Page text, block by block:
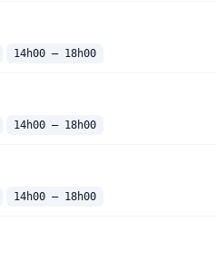
14h00 — 18h00
14h00 — 18h00
14h00 — 18h00